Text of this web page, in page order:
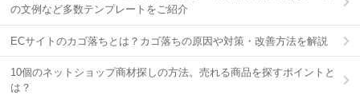
の文例など多数テンプレートをご紹介
ECサイトのカゴ落ちとは？カゴ落ちの原因や対策・改善方法を解説
10個のネットショップ商材探しの方法。売れる商品を探すポイントと
は？